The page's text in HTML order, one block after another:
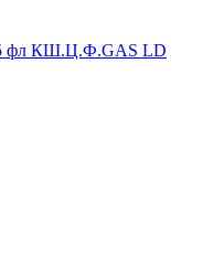
фл КШ.Ц.Ф.GAS LD